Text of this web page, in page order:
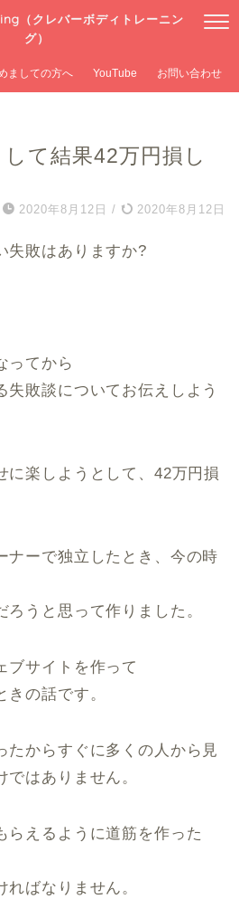
（クレバーボディトレーニン
グ）
ましての方へ YouTube お問い合わせ
て結果42万円損し
2020年8月12日 / 2020年8月12日
失敗はありますか?
ってから
失敗談についてお伝えしよう
に楽しようとして、42万円損
ナーで独立したとき、今の時
ろうと思って作りました。
ブサイトを作って
の話です。
たからすぐに多くの人から見
はありません。
らえるように道筋を作った
ばなりません。